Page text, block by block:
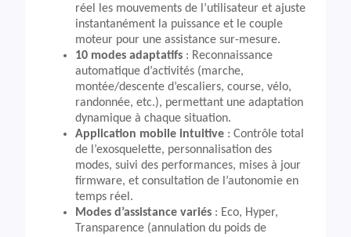
réel les mouvements de l’utilisateur et ajuste
instantanément la puissance et le couple
moteur pour une assistance sur-mesure.
10 modes adaptatifs : Reconnaissance
automatique d’activités (marche,
montée/descente d’escaliers, course, vélo,
randonnée, etc.), permettant une adaptation
dynamique à chaque situation.
Application mobile intuitive : Contrôle total
de l’exosquelette, personnalisation des
modes, suivi des performances, mises à jour
firmware, et consultation de l’autonomie en
temps réel.
Modes d’assistance variés : Eco, Hyper,
Transparence (annulation du poids de